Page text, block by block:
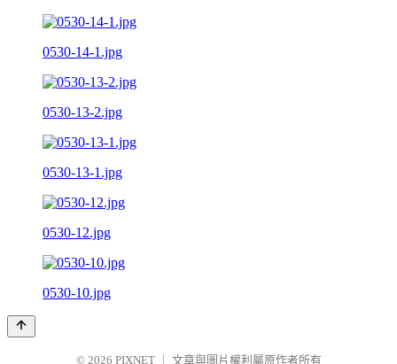
0530-14-1.jpg
0530-13-2.jpg
0530-13-1.jpg
0530-12.jpg
0530-10.jpg
© 2026 PIXNET 文章與圖片權利屬原作者所有